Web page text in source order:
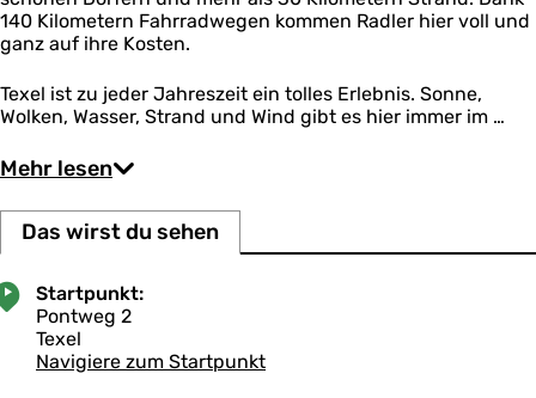
140 Kilometern Fahrradwegen kommen Radler hier voll und
ganz auf ihre Kosten.
Texel ist zu jeder Jahreszeit ein tolles Erlebnis. Sonne,
Wolken, Wasser, Strand und Wind gibt es hier immer im …
Mehr lesen
Das wirst du sehen
Startpunkt:
Pontweg 2
Texel
Navigiere zum Startpunkt